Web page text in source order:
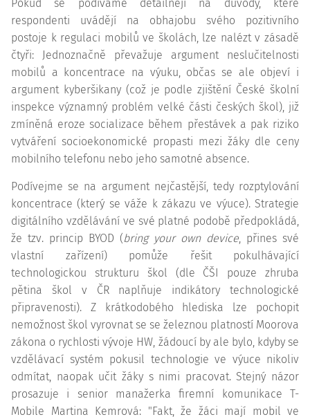
Pokud se podíváme detailněji na důvody, které
respondenti uvádějí na obhajobu svého pozitivního
postoje k regulaci mobilů ve školách, lze nalézt v zásadě
čtyři: Jednoznačně převažuje argument neslučitelnosti
mobilů a koncentrace na výuku, občas se ale objeví i
argument kyberšikany (což je podle zjištění České školní
inspekce významný problém velké části českých škol), již
zmíněná eroze socializace během přestávek a pak riziko
vytváření socioekonomické propasti mezi žáky dle ceny
mobilního telefonu nebo jeho samotné absence.
Podívejme se na argument nejčastější, tedy rozptylování
koncentrace (který se váže k zákazu ve výuce). Strategie
digitálního vzdělávání ve své platné podobě předpokládá,
že tzv. princip BYOD (bring your own device, přines své
vlastní zařízení) pomůže řešit pokulhávající
technologickou strukturu škol (dle ČŠI pouze zhruba
pětina škol v ČR naplňuje indikátory technologické
připravenosti). Z krátkodobého hlediska lze pochopit
nemožnost škol vyrovnat se se železnou platností Moorova
zákona o rychlosti vývoje HW, žádoucí by ale bylo, kdyby se
vzdělávací systém pokusil technologie ve výuce nikoliv
odmítat, naopak učit žáky s nimi pracovat. Stejný názor
prosazuje i senior manažerka firemní komunikace T-
Mobile Martina Kemrová: "Fakt, že žáci mají mobil ve